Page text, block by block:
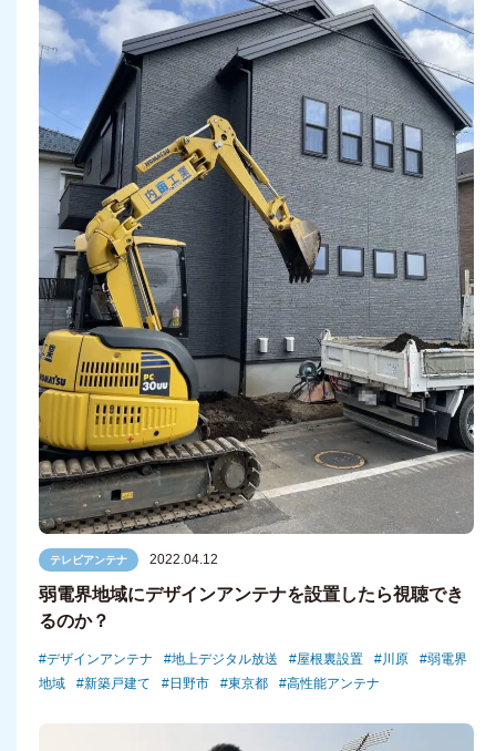
テレビアンテナ 2022.04.12
弱電界地域にデザインアンテナを設置したら視聴でき
るのか？
デザインアンテナ 地上デジタル放送 屋根裏設置 川原
弱電界
地域
新築戸建て 日野市 東京都 高性能アンテナ